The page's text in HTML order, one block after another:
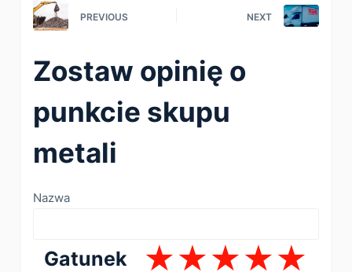
PREVIOUS NEXT
Zostaw opinię o
punkcie skupu
metali
Nazwa
Gatunek